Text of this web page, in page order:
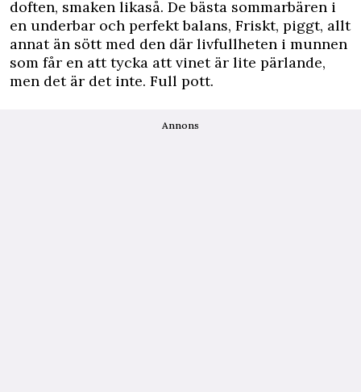
doften, smaken likaså. De bästa sommarbären i
en underbar och perfekt balans, Friskt, piggt, allt
annat än sött med den där livfullheten i munnen
som får en att tycka att vinet är lite pärlande,
men det är det inte. Full pott.
Annons